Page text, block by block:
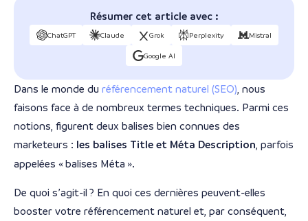
Résumer cet article avec :
ChatGPT Claude Grok Perplexity Mistral
Google AI
Dans le monde du référencement naturel (SEO) , nous
faisons face à de nombreux termes techniques. Parmi ces
notions, figurent deux balises bien connues des
marketeurs : les balises Title et Méta Description , parfois
appelées « balises Méta ».
De quoi s’agit-il ? En quoi ces dernières peuvent-elles
booster votre référencement naturel et, par conséquent,